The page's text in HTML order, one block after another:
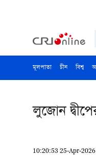
মূলপাতা চীন বিশ্ব
লুজোন
10:20:53 25-Apr-2026